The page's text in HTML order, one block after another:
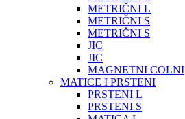
METRIČNI L
METRIČNI S
METRIČNI S
JIC
JIC
MAGNETNI COLNI
MATICE I PRSTENI
PRSTENI L
PRSTENI S